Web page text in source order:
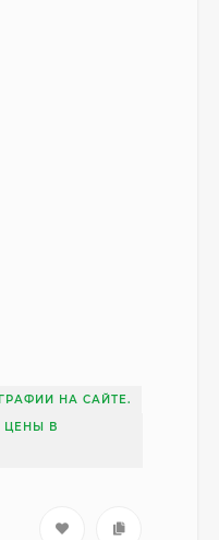
НА САЙТЕ.
ЦЕНЫ В